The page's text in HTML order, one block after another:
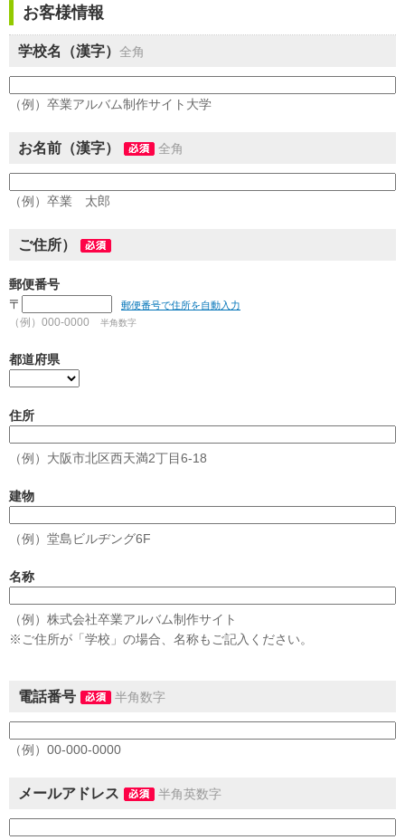
お客様情報
学校名（漢字） 全角
（例）卒業アルバム制作サイト大学
お名前（漢字） 全角
（例）卒業 太郎
ご住所）
郵便番号
〒
郵便番号で住所を自動入力
（例）000-0000 半角数字
都道府県
住所
（例）大阪市北区西天満2丁目6-18
建物
（例）堂島ビルヂング6F
名称
（例）株式会社卒業アルバム制作サイト
※ご住所が「学校」の場合、名称もご記入ください。
電話番号 半角数字
（例）00-000-0000
メールアドレス 半角英数字